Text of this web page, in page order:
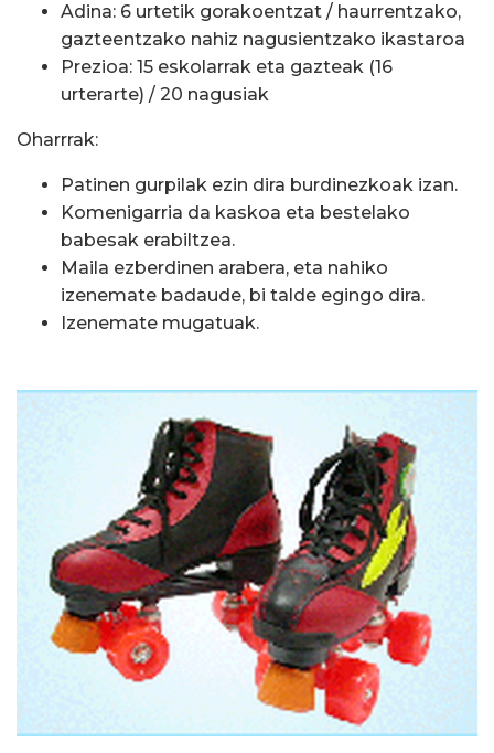
Adina: 6 urtetik gorakoentzat / haurrentzako,
gazteentzako nahiz nagusientzako ikastaroa
Prezioa: 15 eskolarrak eta gazteak (16
urterarte) / 20 nagusiak
Oharrrak:
Patinen gurpilak ezin dira burdinezkoak izan.
Komenigarria da kaskoa eta bestelako
babesak erabiltzea.
Maila ezberdinen arabera, eta nahiko
izenemate badaude, bi talde egingo dira.
Izenemate mugatuak.